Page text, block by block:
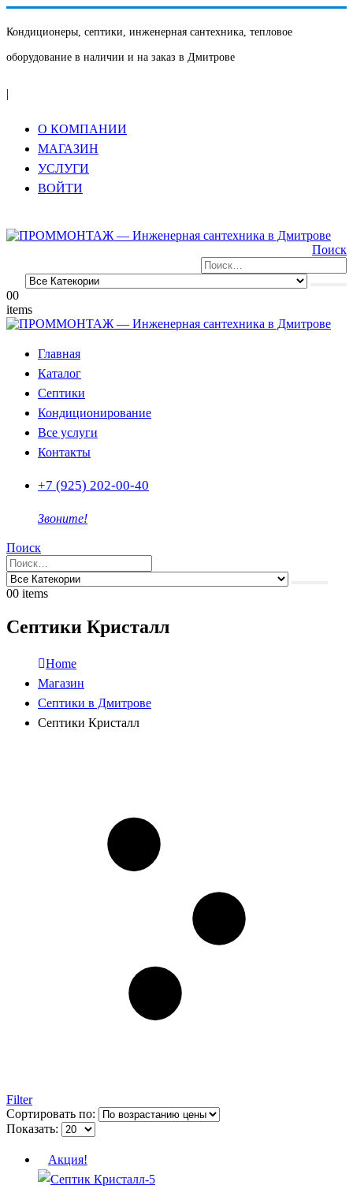
Кондиционеры, септики, инженерная сантехника, тепловое
оборудование в наличии и на заказ в Дмитрове
|
О КОМПАНИИ
МАГАЗИН
УСЛУГИ
ВОЙТИ
Поиск
00
items
Главная
Каталог
Септики
Кондиционирование
Все услуги
Контакты
+7 (925) 202-00-40
Звоните!
Поиск
00 items
Септики Кристалл
Home
Магазин
Септики в Дмитрове
Септики Кристалл
Filter
Сортировать по:
Показать:
Акция!